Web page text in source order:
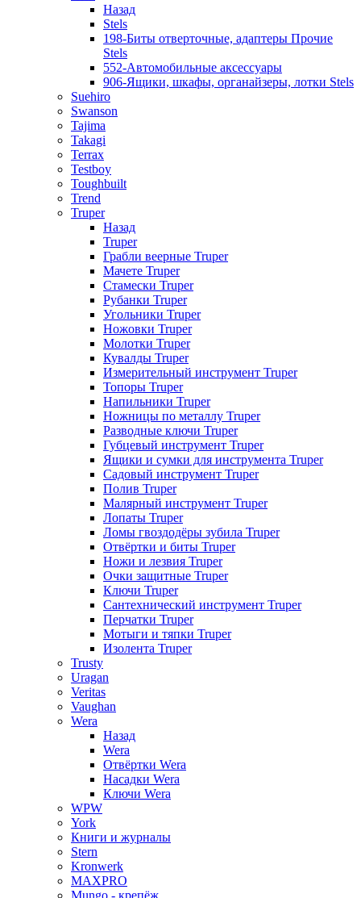
Назад
Stels
198-Биты отверточные, адаптеры Прочие
Stels
552-Автомобильные аксессуары
906-Ящики, шкафы, органайзеры, лотки Stels
Suehiro
Swanson
Tajima
Takagi
Terrax
Testboy
Toughbuilt
Trend
Truper
Назад
Truper
Грабли веерные Truper
Мачете Truper
Стамески Truper
Рубанки Truper
Угольники Truper
Ножовки Truper
Молотки Truper
Кувалды Truper
Измерительный инструмент Truper
Топоры Truper
Напильники Truper
Ножницы по металлу Truper
Разводные ключи Truper
Губцевый инструмент Truper
Ящики и сумки для инструмента Truper
Садовый инструмент Truper
Полив Truper
Малярный инструмент Truper
Лопаты Truper
Ломы гвоздодёры зубила Truper
Отвёртки и биты Truper
Ножи и лезвия Truper
Очки защитные Truper
Ключи Truper
Сантехнический инструмент Truper
Перчатки Truper
Мотыги и тяпки Truper
Изолента Truper
Trusty
Uragan
Veritas
Vaughan
Wera
Назад
Wera
Отвёртки Wera
Насадки Wera
Ключи Wera
WPW
York
Книги и журналы
Stern
Kronwerk
MAXPRO
Mungo - крепёж